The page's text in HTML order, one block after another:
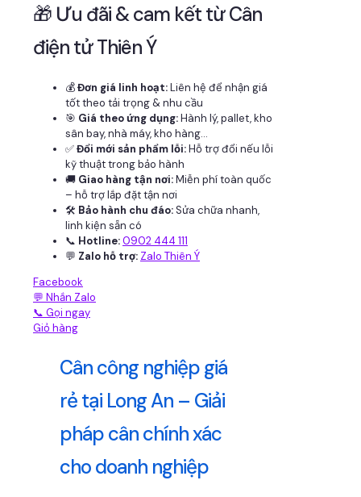
🎁 Ưu đãi & cam kết từ Cân
điện tử Thiên Ý
💰Đơn giá linh hoạt:Liên hệ để nhận giá
tốt theo tải trọng & nhu cầu
🎯 Giá theo ứng dụng:Hành lý, pallet, kho
sân bay, nhà máy, kho hàng...
✅Đổi mới sản phẩm lỗi:Hỗ trợ đổi nếu lỗi
kỹ thuật trong bảo hành
🚚 Giao hàng tận nơi:Miễn phí toàn quốc
– hỗ trợ lắp đặt tận nơi
🛠 Bảo hành chu đáo:Sửa chữa nhanh,
linh kiện sẵn có
📞 Hotline:0902 444 111
💬 Zalo hỗ trợ: Zalo Thiên Ý
Facebook
💬 Nhắn Zalo
📞 Gọi ngay
Giỏ hàng
Cân công nghiệp giá
rẻ tại Long An – Giải
pháp cân chính xác
cho doanh nghiệp